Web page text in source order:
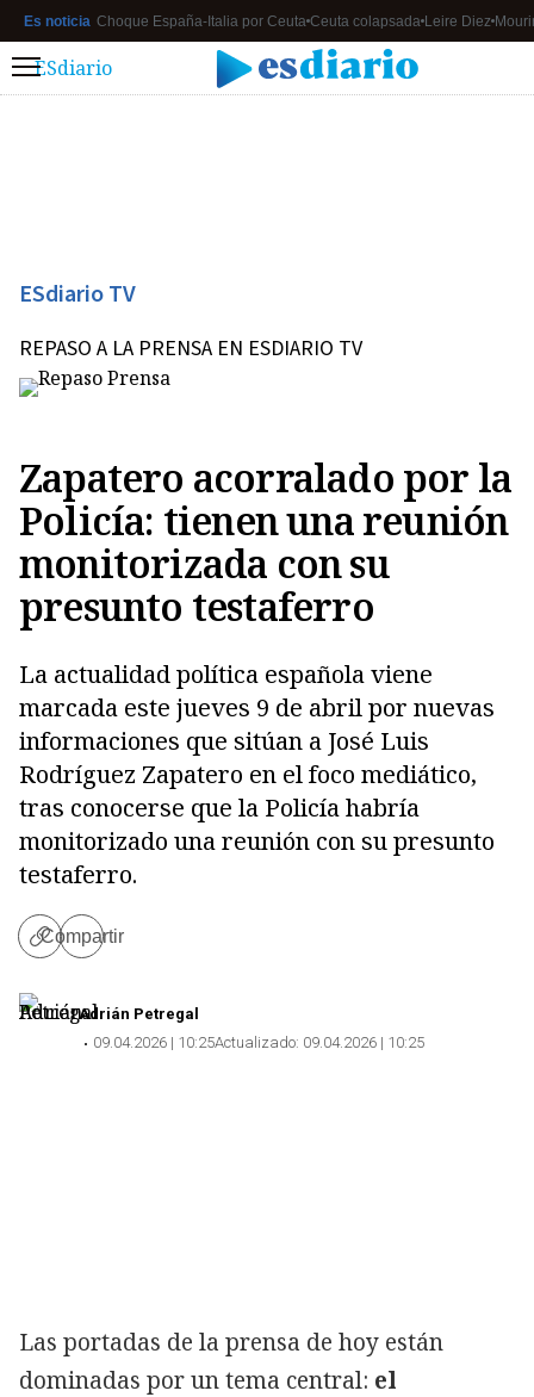
Es noticia Choque España-Italia por Ceuta Ceuta colapsada Leire Diez
Menú
ESdiario
ESdiario TV
REPASO A LA PRENSA EN ESDIARIO TV
Zapatero acorralado por la
Policía: tienen una reunión
monitorizada con su
presunto testaferro
La actualidad política española viene
marcada este jueves 9 de abril por nuevas
informaciones que sitúan a José Luis
Rodríguez Zapatero en el foco mediático,
tras conocerse que la Policía habría
monitorizado una reunión con su presunto
testaferro.
Copiar
Compartir
Copiar
Adrián Petregal
09.04.2026 | 10:25Actualizado: 09.04.2026 | 10:25
Las portadas de la prensa de hoy están
dominadas por un tema central: el